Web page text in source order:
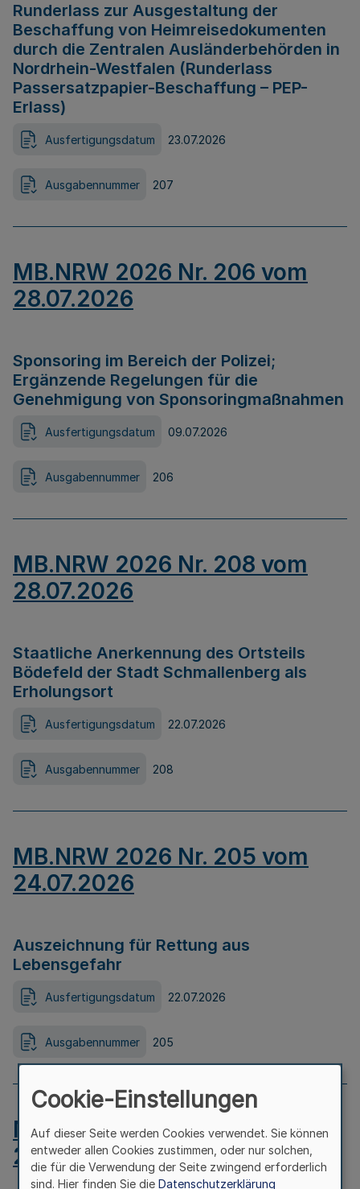
Runderlass zur Ausgestaltung der
Beschaffung von Heimreisedokumenten
durch die Zentralen Ausländerbehörden in
Nordrhein-Westfalen (Runderlass
Passersatzpapier-Beschaffung – PEP-
Erlass)
Ausfertigungsdatum 23.07.2026
Ausgabennummer 207
MB.NRW 2026 Nr. 206 vom
28.07.2026
Sponsoring im Bereich der Polizei;
Ergänzende Regelungen für die
Genehmigung von Sponsoringmaßnahmen
Ausfertigungsdatum 09.07.2026
Ausgabennummer 206
MB.NRW 2026 Nr. 208 vom
28.07.2026
Staatliche Anerkennung des Ortsteils
Bödefeld der Stadt Schmallenberg als
Erholungsort
Ausfertigungsdatum 22.07.2026
Ausgabennummer 208
MB.NRW 2026 Nr. 205 vom
24.07.2026
Auszeichnung für Rettung aus
Lebensgefahr
Ausfertigungsdatum 22.07.2026
Ausgabennummer 205
MB.NRW 2026 Nr. 204 vom
24.07.2026
Cookie-Einstellungen
Auf dieser Seite werden Cookies verwendet. Sie können
entweder allen Cookies zustimmen, oder nur solchen,
die für die Verwendung der Seite zwingend erforderlich
sind. Hier finden Sie die Datenschutzerklärung